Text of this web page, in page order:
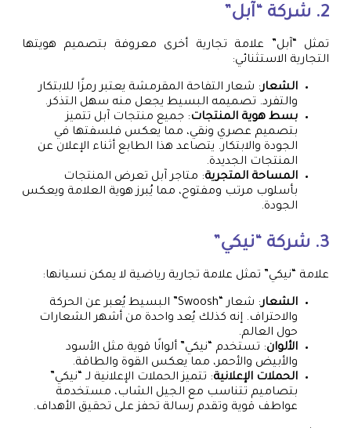
2. شركة “آبل”
تمثل “آبل” علامة تجارية أخرى معروفة بتصميم هويتها
التجارية الاستثنائي:
الشعار: شعار التفاحة المقرمشة يعتبر رمزًا للابتكار
والتفرد. تصميمه البسيط يجعل منه سهل التذكر.
بسط هوية المنتجات: جميع منتجات آبل تتميز
بتصميم عصري ونقي، مما يعكس فلسفتها في
الجودة والابتكار. يتصاعد هذا الطابع أثناء الإعلان عن
المنتجات الجديدة.
المساحة المتجرية: متاجر آبل تعرض المنتجات
بأسلوب مرتب ومفتوح، مما يُبرز هوية العلامة ويعكس
الجودة.
3. شركة “نيكي”
علامة “نيكي” تمثل علامة تجارية رياضية لا يمكن نسيانها:
الشعار
: شعار “Swoosh” البسيط يُعبر عن الحركة
والاحتراف. إنه كذلك يُعد واحدة من أشهر الشعارات
حول العالم.
الألوان: تستخدم “نيكي” ألوانًا قوية مثل الأسود
والأبيض والأحمر، مما يعكس القوة والطاقة.
الحملات الإعلانية: تتميز الحملات الإعلانية لـ “نيكي”
بتصاميم تتناسب مع الجيل الشاب، مستخدمة
عواطف قوية وتقدم رسالة تحفز على تحقيق الأهداف.